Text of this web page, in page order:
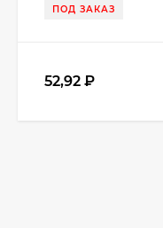
ПОД ЗАКАЗ
52,92 ₽